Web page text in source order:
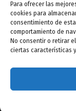
Para ofrecer las
cookies para
consentimiento de
comportamiento de
No consentir o retirar
ciertas características
Copyright © Vive
Opt-out